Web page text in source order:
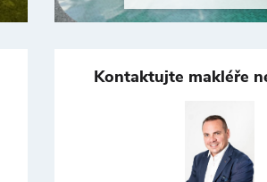
Kontaktujte makléře